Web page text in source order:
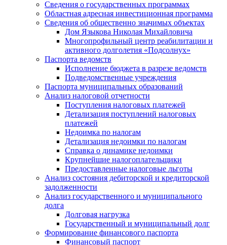
Сведения о государственных программах
Областная адресная инвестиционная программа
Сведения об общественно значимых объектах
Дом Языкова Николая Михайловича
Многопрофильный центр реабилитации и
активного долголетия «Подсолнух»
Паспорта ведомств
Исполнение бюджета в разрезе ведомств
Подведомственные учреждения
Паспорта муниципальных образований
Анализ налоговой отчетности
Поступления налоговых платежей
Детализация поступлений налоговых
платежей
Недоимка по налогам
Детализация недоимки по налогам
Справка о динамике недоимки
Крупнейшие налогоплательщики
Предоставленные налоговые льготы
Анализ состояния дебиторской и кредиторской
задолженности
Анализ государственного и муниципального
долга
Долговая нагрузка
Государственный и муниципальный долг
Формирование финансового паспорта
Финансовый паспорт